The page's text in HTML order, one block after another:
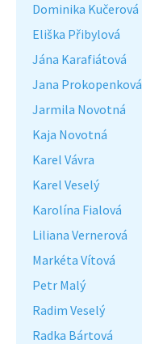
Dominika Kučerová
Eliška Přibylová
Jána Karafiátová
Jana Prokopenková
Jarmila Novotná
Kaja Novotná
Karel Vávra
Karel Veselý
Karolína Fialová
Liliana Vernerová
Markéta Vítová
Petr Malý
Radim Veselý
Radka Bártová